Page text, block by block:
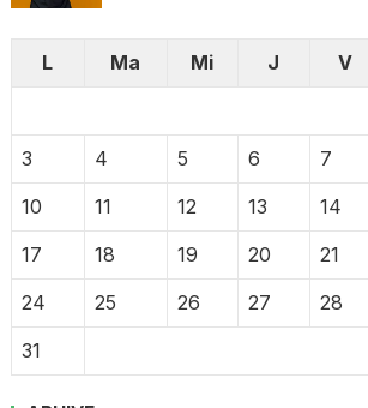
L Ma Mi J V
3
4 5 6 7
10
11 12 13 14
17
18 19 20 21
24
25 26 27 28
31